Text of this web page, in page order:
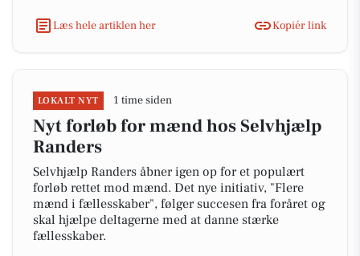
Læs hele artiklen her Kopiér link
LOKALT NYT 1 time siden
Nyt forløb for mænd hos Selvhjælp
Randers
Selvhjælp Randers åbner igen op for et populært
forløb rettet mod mænd. Det nye initiativ, "Flere
mænd i fællesskaber", følger succesen fra foråret og
skal hjælpe deltagerne med at danne stærke
fællesskaber.